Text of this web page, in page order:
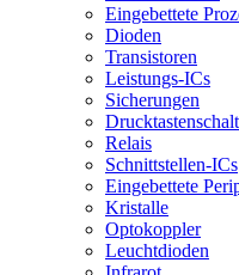
Eingebettete
Dioden
Transistoren
Leistungs-ICs
Sicherungen
Relais
Schnittstellen-ICs
Eingebettete
Kristalle
Optokoppler
Leuchtdioden